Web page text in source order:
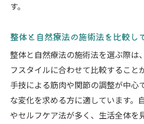
す。
整体と自然療法の施術法を比較し
整体と自然療法の施術法を選ぶ際は
フスタイルに合わせて比較すること
手技による筋肉や関節の調整が中心
な変化を求める方に適しています。
やセルフケア法が多く、生活全体を